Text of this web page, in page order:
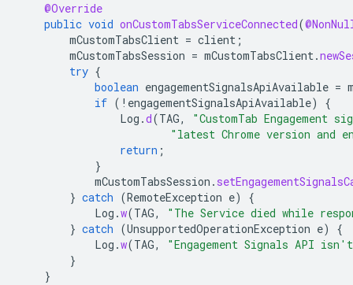
@Override
public void onCustomTabsServiceConnected(
mCustomTabsClient = client ;
mCustomTabsSession = mCustomTabsClient.
try {
boolean engagementSignalsApiAvailable =
if ( ! engagementSignalsApiAvailable)
{
Log .d(TAG,
"CustomTab
"latest Chrome version and
return ;
}
mCustomTabsSession .
} catch (RemoteException e)
{
Log .w(TAG,
"The Service died while
} catch (UnsupportedOperationException e)
{
Log .w(TAG,
"Engagement Signals API
}
}